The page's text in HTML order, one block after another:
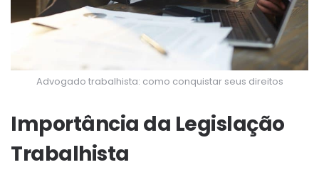
Advogado trabalhista: como conquistar seus direitos
Importância da Legislação
Trabalhista